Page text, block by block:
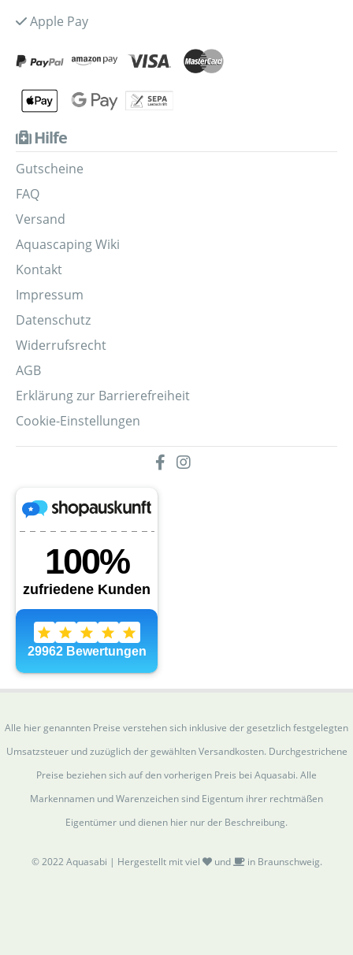
Apple Pay
Hilfe
Gutscheine
FAQ
Versand
Aquascaping Wiki
Kontakt
Impressum
Datenschutz
Widerrufsrecht
AGB
Erklärung zur Barrierefreiheit
Cookie-Einstellungen
Alle hier genannten Preise verstehen sich inklusive der gesetzlich festgelegten
Umsatzsteuer und zuzüglich der gewählten Versandkosten. Durchgestrichene
Preise beziehen sich auf den vorherigen Preis bei Aquasabi. Alle
Markennamen und Warenzeichen sind Eigentum ihrer rechtmäßen
Eigentümer und dienen hier nur der Beschreibung.
© 2022 Aquasabi | Hergestellt mit viel und in Braunschweig.